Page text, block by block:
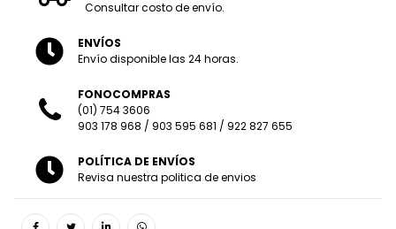
Consultar costo de envío.
ENVÍOS
Envío disponible las 24 horas.
FONOCOMPRAS
(01) 754 3606
903 178 968 / 903 595 681 / 922 827 655
POLÍTICA DE ENVÍOS
Revisa nuestra politica de envios